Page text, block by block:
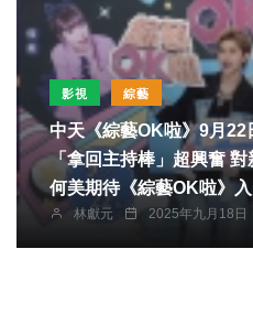
影視 綜藝
中天《綜藝OK啦》9月22日開播 羅志
「拿回主持棒」超興奮 對新節目有信心 羅志祥、
何美期待《綜藝OK啦》
林獻元 2025年九月18日